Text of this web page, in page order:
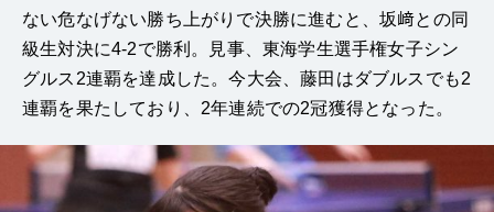
ない危なげない勝ち上がりで決勝に進むと、坂﨑との同
級生対決に4-2で勝利。見事、東海学生選手権女子シン
グルス2連覇を達成した。今大会、藤田はダブルスでも2
連覇を果たしており、2年連続での2冠獲得となった。